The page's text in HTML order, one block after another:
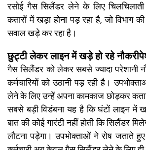
रसोई गैस सिलैंडर लेने के लिए
कतारों में खड़ा होना पड़ रहा है, जो विभाग की
सवाल खड़े कर रहा है।
छुट्टी लेकर लाइन में खड़े हो रहे
गैस सिलैंडर को लेकर सबसे ज्यादा परेशानी
कर्मचारियों को उठानी पड़ रही है।
लेने के लिए उन्हें अपना कामकाज छोड़कर
सबसे बड़ी विडंबना यह है कि घंटों लाइन में
बात की कोई गारंटी नहीं होती कि सिलैंडर
लौटना पड़ेगा। उपभोक्ताओं ने रोष जताते